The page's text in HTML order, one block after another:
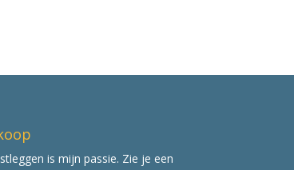
is mijn passie. Zie je een